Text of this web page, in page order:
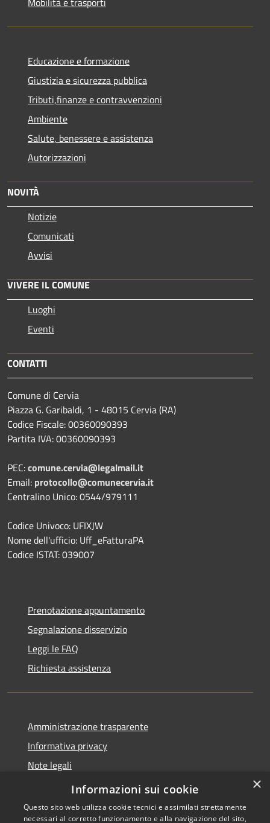
Educazione e formazione
Giustizia e sicurezza pubblica
Tributi,finanze e contravvenzioni
Ambiente
Salute, benessere e assistenza
Autorizzazioni
NOVITÀ
Notizie
Comunicati
Avvisi
VIVERE IL COMUNE
Luoghi
Eventi
CONTATTI
Comune di Cervia
Piazza G. Garibaldi, 1 - 48015 Cervia (RA)
Codice Fiscale: 00360090393
Partita IVA: 00360090393
PEC:comune.cervia@legalmail.it
Email: protocollo@comunecervia.it
Centralino Unico: 0544/979111
Codice Univoco: UFIXJW
Nome dell'ufficio: Uff_eFatturaPA
Codice ISTAT: 039007
Prenotazione appuntamento
Segnalazione disservizio
Leggi le FAQ
Richiesta assistenza
Amministrazione trasparente
Informativa privacy
Note legali
Dichiarazione di accessibilità
×
Informazioni sui cookie
Questo sito web utilizza cookie tecnici e assimilati strettamente
necessari al corretto funzionamento e alla navigazione del sito,